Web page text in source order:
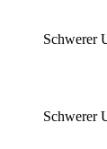
Schwerer
Schwerer